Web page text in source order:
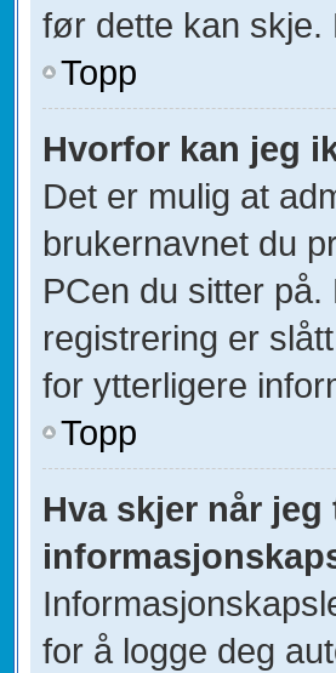
før dette kan skje.
Topp
Hvorfor kan jeg
Det er mulig at
brukernavnet du
PCen du sitter
registrering er
for ytterligere
Topp
Hva skjer når
for å logge deg